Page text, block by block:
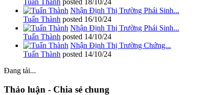
Nhận Định Thị Trường Phái Sinh...
Tuấn Thành posted 16/10/24
Nhận Định Thị Trường Phái Sinh...
Tuấn Thành posted 14/10/24
Nhận Định Thị Trường Chứng...
Tuấn Thành posted 14/10/24
Đang tải...
Thảo luận - Chia sẻ chung